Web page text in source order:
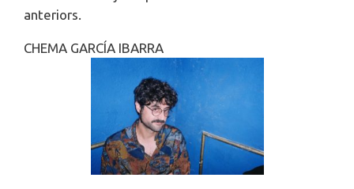
anteriors.
CHEMA GARCÍA IBARRA